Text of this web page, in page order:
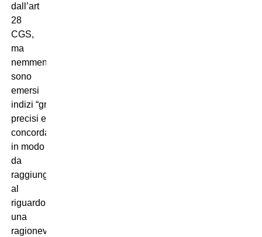
dall’art
28
CGS,
ma
nemmeno
sono
emersi
indizi “gravi,
precisi e
concordanti
in modo
da
raggiungere
al
riguardo
una
ragionevole